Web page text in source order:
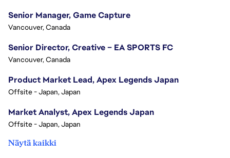
Senior Manager, Game Capture
Vancouver, Canada
Senior Director, Creative – EA SPORTS FC
Vancouver, Canada
Product Market Lead, Apex Legends Japan
Offsite - Japan, Japan
Market Analyst, Apex Legends Japan
Offsite - Japan, Japan
Näytä kaikki